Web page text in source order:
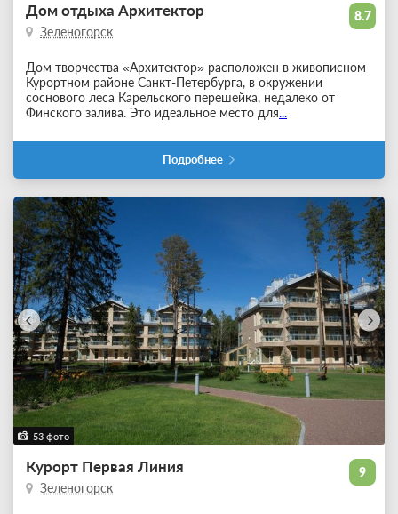
8.7
Дом отдыха Архитектор
Зеленогорск
Дом творчества «Архитектор» расположен в живописном
Курортном районе Санкт-Петербурга, в окружении
соснового леса Карельского перешейка, недалеко от
Финского залива. Это идеальное место для...
Подробнее
53 фото
9
Курорт Первая Линия
Зеленогорск